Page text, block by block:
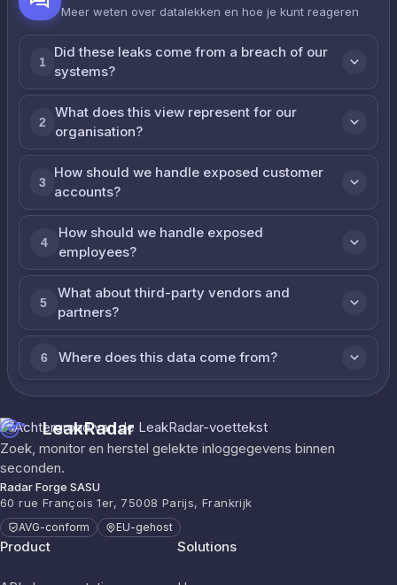
Meer weten over datalekken en hoe je kunt reageren
1
Did these leaks come from a breach of our
systems?
2
What does this view represent for our
organisation?
3
How should we handle exposed customer
accounts?
4
How should we handle exposed
employees?
5
What about third-party vendors and
partners?
6 Where does this data come from?
LeakRadar
Zoek, monitor en herstel gelekte inloggegevens binnen
seconden.
Radar Forge SASU
60 rue François 1er, 75008 Parijs, Frankrijk
AVG-conform EU-gehost
Product Solutions